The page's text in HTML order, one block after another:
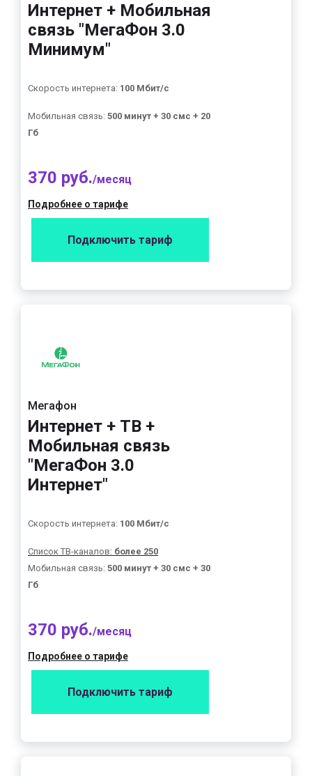
Интернет + Мобильная
связь "МегаФон 3.0
Минимум"
Скорость интернета: 100 Мбит/с
Мобильная связь: 500 минут + 30 смс + 20
Гб
370 руб./месяц
Подробнее о тарифе
Подключить тариф
Мегафон
Интернет + ТВ +
Мобильная связь
"МегаФон 3.0
Интернет"
Скорость интернета: 100 Мбит/с
Список ТВ-каналов: более 250
Мобильная связь: 500 минут + 30 смс + 30
Гб
370 руб./месяц
Подробнее о тарифе
Подключить тариф